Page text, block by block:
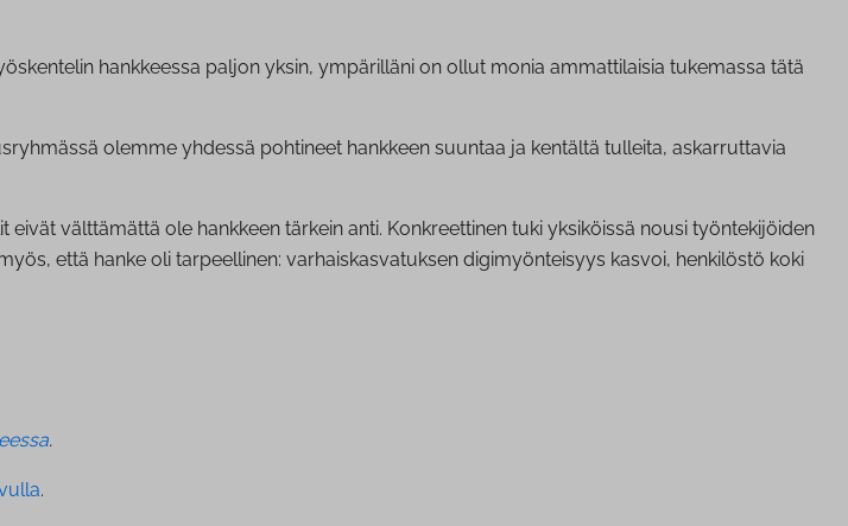
hankkeessa paljon yksin, ympärilläni on ollut monia ammattilaisia tukemassa tätä
olemme yhdessä pohtineet hankkeen suuntaa ja kentältä tulleita, askarruttavia
välttämättä ole hankkeen tärkein anti. Konkreettinen tuki yksiköissä nousi työntekijöiden
että hanke oli tarpeellinen: varhaiskasvatuksen digimyönteisyys kasvoi, henkilöstö koki
.
.